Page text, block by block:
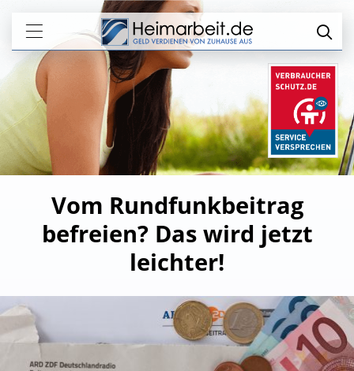
Vom Rundfunkbeitrag
befreien? Das wird jetzt
leichter!